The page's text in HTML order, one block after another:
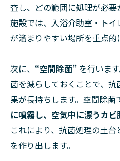
査し、どの範囲に処理が必
施設では、入浴介助室・ト
が溜まりやすい場所を重点的
次に、 “空間除菌” を行いま
菌を減らしておくことで、
果が長持ちします。空間除菌
に噴霧し、空気中に漂うカビ
これにより、抗菌処理の土台
を作り出します。